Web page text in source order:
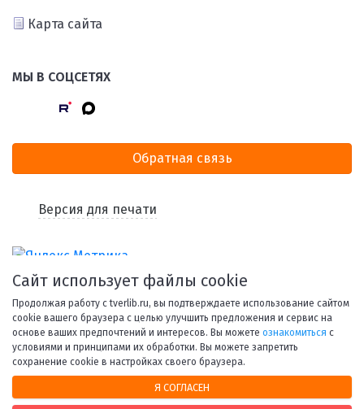
Карта сайта
МЫ В СОЦСЕТЯХ
Обратная связь
Версия для печати
© 1998-2026 Тверская областная библиотека им. А. М.
Горького.
При использовании материалов сайта ссылка на
Сайт использует файлы cookie
Продолжая работу с tverlib.ru, вы подтверждаете использование сайтом
cookie вашего браузера с целью улучшить предложения и сервис на
основе ваших предпочтений и интересов. Вы можете ознакомиться с
условиями и принципами их обработки. Вы можете запретить
сохранение cookie в настройках своего браузера.
Я СОГЛАСЕН